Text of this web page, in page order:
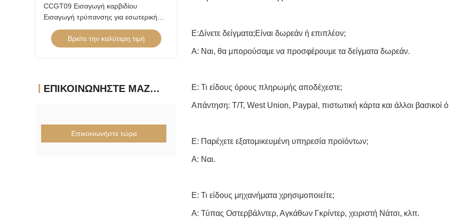
CCGT09 Εισαγωγή καρβιδίου
Εισαγωγή τρύπανσης για εσωτερική
στροφή επικαλυμμένη με κράμα χάλυβα
Εισαγωγή χαμηλής τροφοδοσίας θετική
εισαγωγή CCGT09T304ER-1U
Βρείτε την καλύτερη τιμή
ΕΠΙΚΟΙΝΩΝΉΣΤΕ ΜΑΖΊ ΜΑΣ
Επικοινωνήστε τώρα
Ε:Δίνετε δείγματα;Είναι δωρεάν ή επιπλέον;
Α: Ναι, θα μπορούσαμε να προσφέρουμε τα δείγματα δωρεάν.
Ε: Τι είδους όρους πληρωμής αποδέχεστε;
Απάντηση: T/T, West Union, Paypal, πιστωτική κάρτα και άλλοι βασικοί
Ε: Παρέχετε εξατομικευμένη υπηρεσία προϊόντων;
Α: Ναι.
Ε: Τι είδους μηχανήματα χρησιμοποιείτε;
Α: Τύπας Οστερβάλντερ, Αγκάθων Γκρίντερ, χειριστή Νάτσι, κλπ.